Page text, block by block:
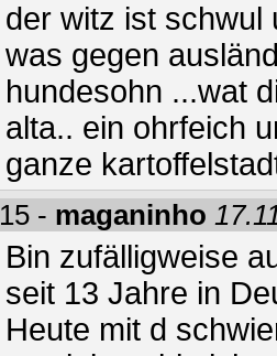
der witz ist schwul
was gegen
hundesohn ...wat
alta.. ein ohrfeich
ganze
15 - maganinho
Bin zufälligweise
seit 13 Jahre in
Heute mit d